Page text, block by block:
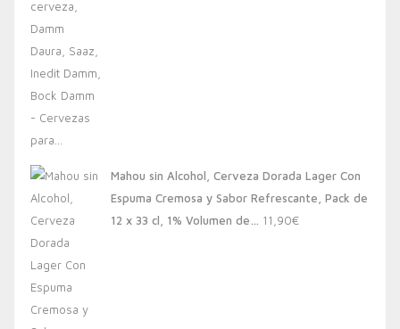
Mahou sin Alcohol, Cerveza Dorada Lager Con
Espuma Cremosa y Sabor Refrescante, Pack de
12 x 33 cl, 1% Volumen de… 11,90€